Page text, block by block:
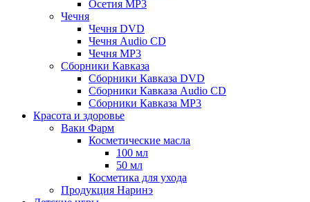
Осетия MP3
Чечня
Чечня DVD
Чечня Audio CD
Чечня MP3
Сборники Кавказа
Сборники Кавказа DVD
Сборники Кавказа Audio CD
Сборники Кавказа MP3
Красота и здоровье
Ваки Фарм
Косметические масла
100 мл
50 мл
Косметика для ухода
Продукция Наринэ